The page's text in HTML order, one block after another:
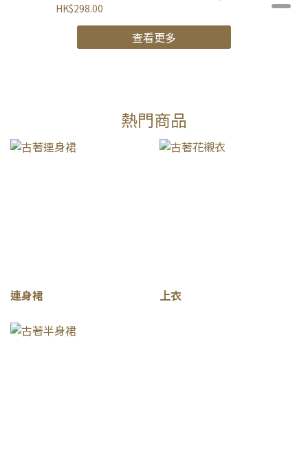
HK$298.00
查看更多
熱門商品
連身裙 上衣